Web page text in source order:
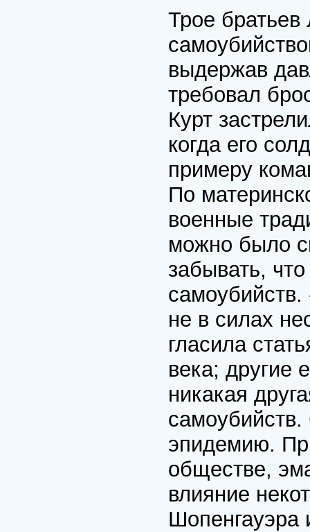
Трое братьев
выдержав
требовал
Курт
когда его
примеру
По
военные
можно было
забывать,
не в силах
гласила
века; другие
никакая
самоубийств.
эпидемию.
обществе,
влияние
Шопенгауэра